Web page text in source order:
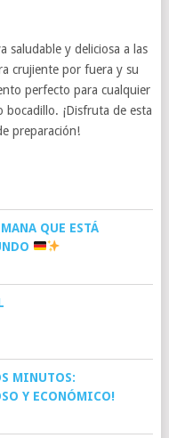
saludable y deliciosa a las
crujiente por fuera y su
perfecto para cualquier
bocadillo. ¡Disfruta de esta
preparación!
QUE ESTÁ
MINUTOS:
Y ECONÓMICO!